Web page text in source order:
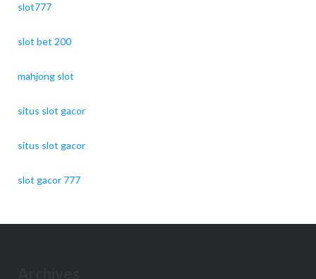
slot777
slot bet 200
mahjong slot
situs slot gacor
situs slot gacor
slot gacor 777